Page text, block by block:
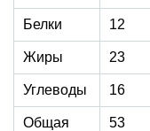
Белки 12
Жиры 23
Углеводы 16
Общая 53